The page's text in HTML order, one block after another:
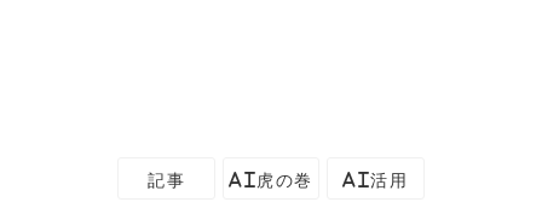
記事 AI虎の巻 AI活用